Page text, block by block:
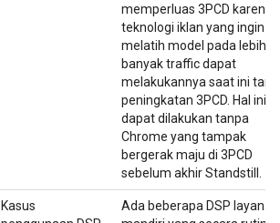
memperluas 3PCD karena
teknologi iklan yang ingin
melatih model pada lebih
banyak traffic dapat
melakukannya saat ini
peningkatan 3PCD. Hal ini
dapat dilakukan tanpa
Chrome yang tampak
bergerak maju di 3PCD
sebelum akhir Standstill.
Kasus
Ada beberapa DSP layanan